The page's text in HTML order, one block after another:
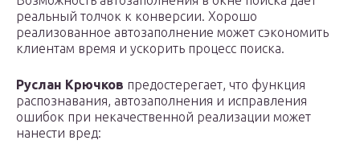
реальный толчок к конверсии. Хорошо
реализованное автозаполнение может сэкономить
клиентам время и ускорить процесс поиска.
Руслан Крючков предостерегает, что функция
распознавания, автозаполнения и исправления
ошибок при некачественной реализации может
нанести вред: